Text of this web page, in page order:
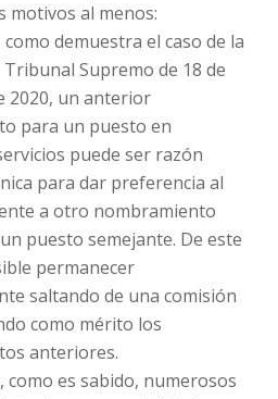
motivos al menos:
demuestra el caso de la
Supremo de 18 de
2020, un anterior
para un puesto en
puede ser razón
para dar preferencia al
a otro nombramiento
puesto semejante. De este
permanecer
saltando de una comisión
como mérito los
anteriores.
como es sabido, numerosos